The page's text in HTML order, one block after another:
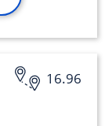
16.96